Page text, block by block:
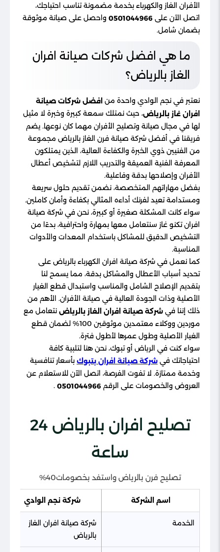
الأفران الغاز والكهرباء بخدمة مضمونة تناسب احتياجك،
اتصل الآن على 0501044966 واحصل على صيانة موثوقة
بضمان شامل.
ما هي افضل شركات صيانة افران
الغاز بالرياض؟
نعتبر في نجم الوادي واحدة من افضل شركات صيانة
افران غاز بالرياض، حيث نمتلك سمعة كبيرة وخبرة لا مثيل
لها في مجال صيانة وتصليح الأفران مهما كان نوعها. يضم
فريقنا في أفضل شركة صيانة فرن الغاز بالرياض مجموعة
من الفنيين ذوي الخبرة والكفاءة العالية، الذين يمتلكون
المعرفة الفنية العميقة والتدريب اللازم لتشخيص أعطال
الأفران وإصلاحها بدقة وفاعلية.
بفضل مهاراتهم المتخصصة، نضمن تقديم حلول سريعة
ومستدامة تعيد لفرنك أداءه المثالي بكفاءة وأمان كاملين.
سواء كانت المشكلة صغيرة أو كبيرة، نحن في شركة صيانة
افران تكنو غاز سنتعامل معها بمهارة واحترافية، بدءًا من
التشخيص الدقيق للمشاكل باستخدام المعدات والأدوات
المناسبة.
كما نعمل في شركة صيانة افران الكهرباء بالرياض على
تحديد أسباب الأعطال والمشاكل بدقة، مما يسمح لنا
بتقديم الإصلاح الشامل والمناسب واستبدال قطع الغيار
الأصلية وذات الجودة العالية في صيانة الأفران. الأهم من
ذلك إننا في شركة صيانة افران الغاز بالرياض نتعامل مع
موردين ووكلاء معتمدين موثوقين 100% لضمان قطع
الغيار الأصلية وطول عمرها لأطول فترة.
سواء كنت في الرياض أو تبوك، نحن هنا لتلبية كافة
احتياجاتك في شركة صيانة افران بتبوك بأسعار تنافسية
وخدمة ممتازة. لا تفوت الفرصة، اتصل الآن للاستعلام عن
العروض والخصومات على الرقم 0501044966
.
تصليح افران​ بالرياض 24
ساعة
تصليح فرن​ بالرياض واستفد بخصومات40%
اسم الشركة شركة نجم الوادي
الخدمة
شركة صيانة افران الغاز
بالرياض